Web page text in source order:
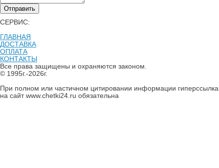
Отправить
СЕРВИС:
ГЛАВНАЯ
ДОСТАВКА
ОПЛАТА
КОНТАКТЫ
Все права защищены и охраняются законом.
© 1995г.-2026г.
При полном или частичном цитировании информации гиперссылка
на сайт www.chetki24.ru обязательна